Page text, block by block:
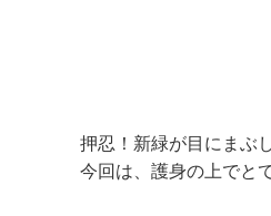
押忍！新緑が目にまぶ
今回は、護身の上でと